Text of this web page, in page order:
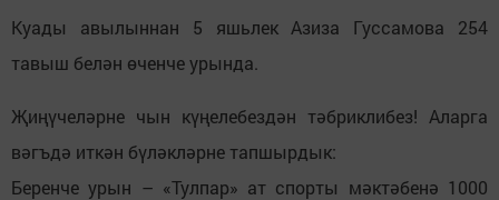
Куады авылыннан 5 яшьлек Азиза Гуссамова 254
тавыш белән өченче урында.
Җиңүчеләрне чын күңелебездән тәбриклибез! Аларга
вәгъдә иткән бүләкләрне тапшырдык:
Беренче урын – «Тулпар» ат спорты мәктәбенә 1000